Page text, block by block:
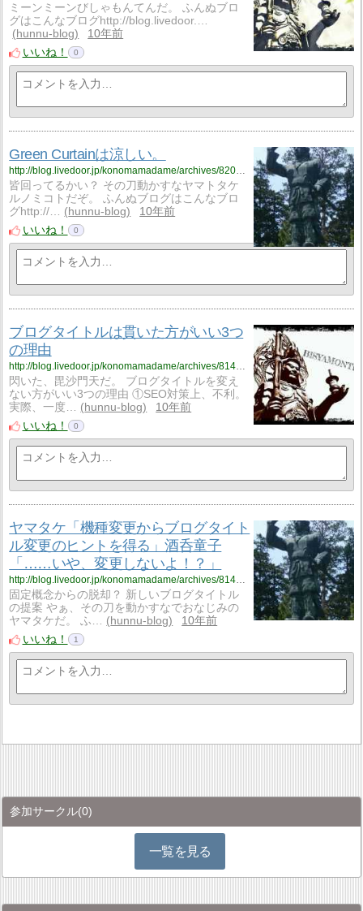
ミーンミーンびしゃもんてんだ。 ふんぬブロ
グはこんなブログhttp://blog.livedoor.…
hunnu-blog
10年前
いいね！
0
Green Curtainは涼しい。
http://blog.livedoor.jp/konomamadame/archives/8208275.html
皆回ってるかい？ その刀動かすなヤマトタケ
ルノミコトだぞ。 ふんぬブログはこんなブロ
グhttp://…
hunnu-blog
10年前
いいね！
0
ブログタイトルは貫いた方がいい3つ
の理由
http://blog.livedoor.jp/konomamadame/archives/8149297.html
閃いた、毘沙門天だ。 ブログタイトルを変え
ない方がいい3つの理由 ①SEO対策上、不利。
実際、一度…
hunnu-blog
10年前
いいね！
0
ヤマタケ「機種変更からブログタイト
ル変更のヒントを得る」酒呑童子
「……いや、変更しないよ！？」
http://blog.livedoor.jp/konomamadame/archives/8148615.html
固定概念からの脱却？ 新しいブログタイトル
の提案 やぁ、その刀を動かすなでおなじみの
ヤマタケだ。 ふ…
hunnu-blog
10年前
いいね！
1
参加サークル(0)
一覧を見る